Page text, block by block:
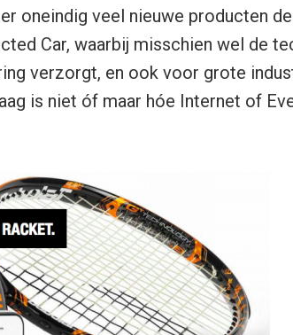
oneindig veel nieuwe producten
Car, waarbij misschien wel de
verzorgt, en ook voor grote
is niet óf maar hóe Internet of